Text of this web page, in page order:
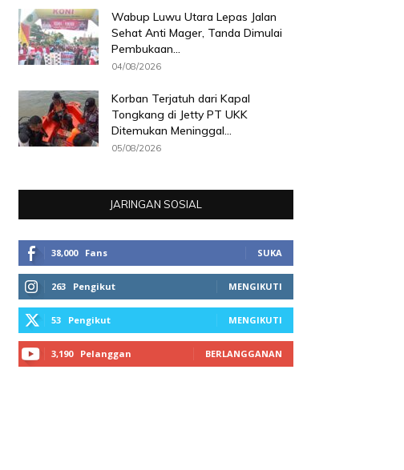
Wabup Luwu Utara Lepas Jalan
Sehat Anti Mager, Tanda Dimulai
Pembukaan...
04/08/2026
Korban Terjatuh dari Kapal
Tongkang di Jetty PT UKK
Ditemukan Meninggal...
05/08/2026
JARINGAN SOSIAL
38,000 Fans SUKA
263 Pengikut MENGIKUTI
53 Pengikut MENGIKUTI
3,190 Pelanggan BERLANGGANAN